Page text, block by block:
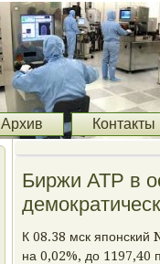
Архив Контакты
Биржи АТР в
К 08.38 мск
на 0,02%, до 1197,40